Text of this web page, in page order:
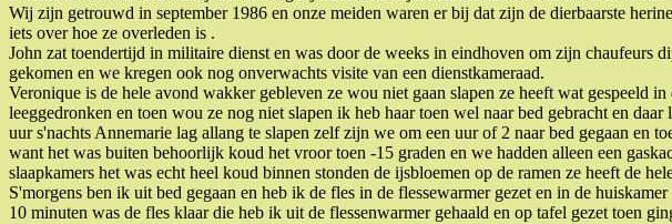
Wij zijn getrouwd in september 1986 en onze meiden waren er bij dat zijn de dierbaarste
iets over hoe ze overleden is .
John zat toendertijd in militaire dienst en was door de weeks in eindhoven om zijn chaufeurs
gekomen en we kregen ook nog onverwachts visite van een dienstkameraad.
Veronique is de hele avond wakker gebleven ze wou niet gaan slapen ze heeft wat gespeeld
leeggedronken en toen wou ze nog niet slapen ik heb haar toen wel naar bed gebracht en
uur s'nachts Annemarie lag allang te slapen zelf zijn we om een uur of 2 naar bed gegaan en
want het was buiten behoorlijk koud het vroor toen -15 graden en we hadden alleen een
slaapkamers het was echt heel koud binnen stonden de ijsbloemen op de ramen ze heeft de
S'morgens ben ik uit bed gegaan en heb ik de fles in de flessewarmer gezet en in de
10 minuten was de fles klaar die heb ik uit de flessenwarmer gehaald en op tafel gezet toen